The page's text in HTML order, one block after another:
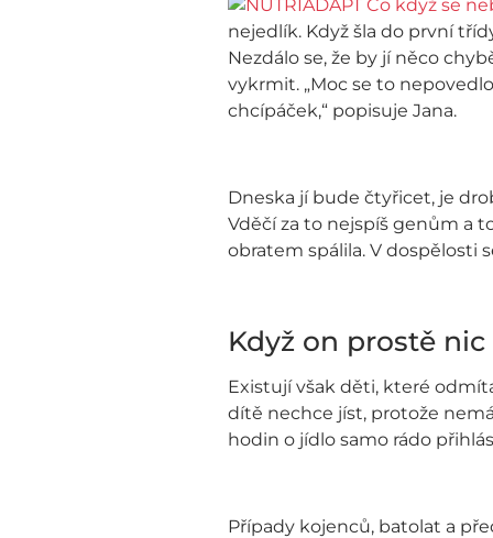
nejedlík. Když šla do první
Nezdálo se, že by jí něco
vykrmit. „Moc se to
chcípáček,“ popisuje Jana.
Dneska jí bude čtyřicet, je
Vděčí za to nejspíš genům a
obratem spálila. V dospělosti
Když on prostě
Existují však děti, které
dítě nechce jíst, protože
hodin o jídlo samo rádo
Případy kojenců, batolat a